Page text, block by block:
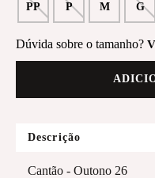
PP P M G
Dúvida sobre o tamanho?
Descrição
Cantão - Outono 26